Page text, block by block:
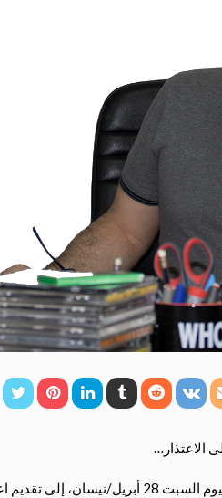
الاعتذار…
اضطرت الهيئة العامة للرياضة السعودية، اليوم السبت 28 أبريل/نيسان، إلى